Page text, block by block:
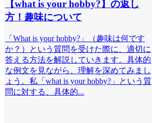
【what is your hobby?】の返し
方！趣味について
「What is your hobby?」（趣味は何です
か？）という質問を受けた際に、適切に
答える方法を解説していきます。具体的
な例文を見ながら、理解を深めてみまし
ょう。私「what is your hobby?」という質
問に対する、具体的...